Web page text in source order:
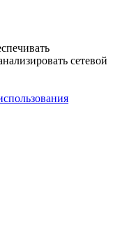
сетевой